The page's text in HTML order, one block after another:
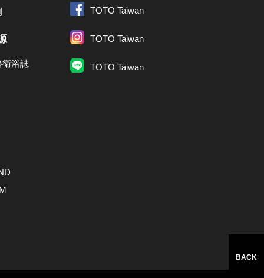
衛浴誌
TOTO Taiwan
TOTO Taiwan
TOTO Taiwan
BACK